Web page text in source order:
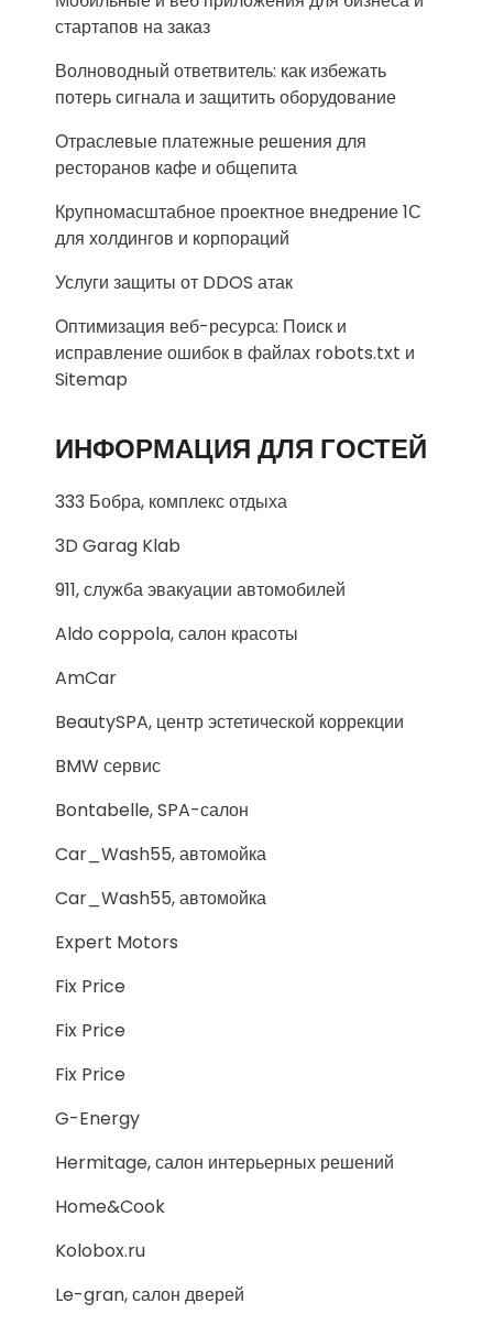
стартапов на заказ
Волноводный ответвитель: как избежать
потерь сигнала и защитить оборудование
Отраслевые платежные решения для
ресторанов кафе и общепита
Крупномасштабное проектное внедрение 1С
для холдингов и корпораций
Услуги защиты от DDOS атак
Оптимизация веб-ресурса: Поиск и
исправление ошибок в файлах robots.txt и
Sitemap
ИНФОРМАЦИЯ ДЛЯ ГОСТЕЙ
333 Бобра, комплекс отдыха
3D Garag Klab
911, служба эвакуации автомобилей
Aldo coppola, салон красоты
AmCar
BeautySPA, центр эстетической коррекции
BMW сервис
Bontabelle, SPA-салон
Car_Wash55, автомойка
Car_Wash55, автомойка
Expert Motors
Fix Price
Fix Price
Fix Price
G-Energy
Hermitage, салон интерьерных решений
Home&Cook
Kolobox.ru
Le-gran, салон дверей